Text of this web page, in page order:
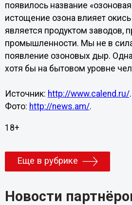
появилось название
истощение озона влияет
является продуктом заводов,
промышленности. Мы не в
появление озоновых дыр.
хотя бы на бытовом уровне
Источник: http://www.calend.ru/.
Фото: http://news.am/.
18+
Еще в рубрике
Новости